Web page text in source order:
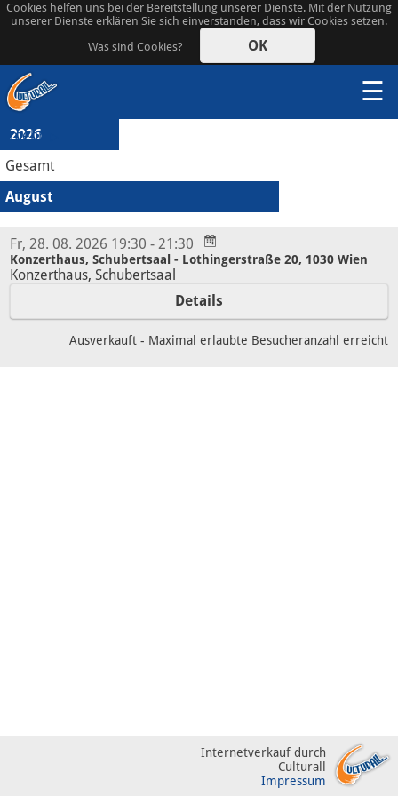
Cookies helfen uns bei der Bereitstellung unserer Dienste. Mit der Nutzung
unserer Dienste erklären Sie sich einverstanden, dass wir Cookies setzen.
Was sind Cookies?
OK
☰
2026
Gesamt
August
mehr
Fr, 28. 08. 2026 19:30 - 21:30
Konzerthaus, Schubertsaal - Lothingerstraße 20, 1030 Wien
Konzerthaus, Schubertsaal
Details
Ausverkauft - Maximal erlaubte Besucheranzahl erreicht
Internetverkauf durch
Culturall
Impressum